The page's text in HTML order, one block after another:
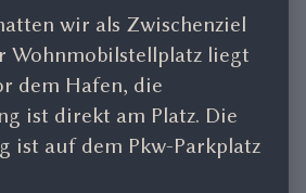
Müritz,
Usedom,
wir als Zwischenziel
Wohnmobilstellplatz liegt
dem Hafen, die
ist direkt am Platz. Die
ist auf dem Pkw-Parkplatz